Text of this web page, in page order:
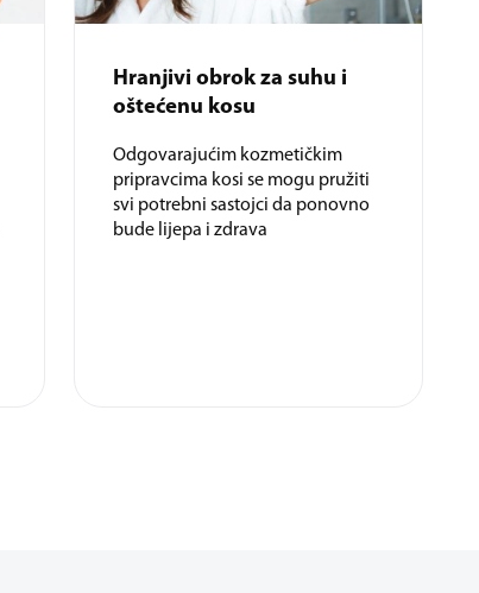
Hranjivi obrok za suhu i
oštećenu kosu
Odgovarajućim kozmetičkim
pripravcima kosi se mogu pružiti
svi potrebni sastojci da ponovno
bude lijepa i zdrava